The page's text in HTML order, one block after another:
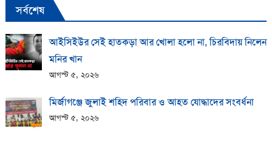
সর্বশেষ
আইসিইউর সেই হাতকড়া আর খোলা হলো না, চিরবিদায় নিলেন
মনির খান
আগস্ট ৫, ২০২৬
মির্জাগঞ্জে জুলাই শহিদ পরিবার ও আহত যোদ্ধাদের সংবর্ধনা
আগস্ট ৫, ২০২৬